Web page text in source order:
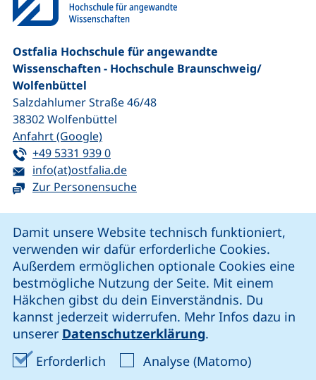
Damit unsere Website technisch funktioniert,
verwenden wir dafür erforderliche Cookies.
Außerdem ermöglichen optionale Cookies eine
bestmögliche Nutzung der Seite. Mit einem
Häkchen gibst du dein Einverständnis. Du
kannst jederzeit widerrufen. Mehr Infos dazu in
unserer Datenschutzerklärung.
Erforderlich Erforderliche Cookies akzeptieren
Analyse (Matomo)Analyse-
Ostfalia Hochschule für angewandte
Wissenschaften - Hochschule Braunschweig/​
Wolfenbüttel
Salzdahlumer Straße 46/48
38302Wolfenbüttel
Anfahrt (Google)(externer Link, öffnet neues Fenster)
Tel:
+49 5331 939 0(startet einen Telefonanruf, wenn Ihr
E-Mail:
info(at)ostfalia.de(öffnet Ihr E-Mail-Programm)
Zur Personensuche
unsere Facebook-Seite (externer Link, öffnet neues
unsere LinkedIn-Seite (externer Link, öffnet
unsere Instagram-Seite (externer Link,
unsere YouTube-Seite (externer
Cookie-Einstellungen
Impressum
Datenschutz